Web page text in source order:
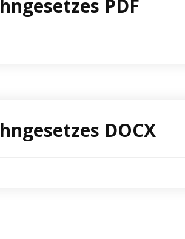
PDF
DOCX